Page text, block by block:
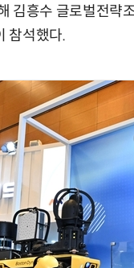
김흥수 글로벌전략
참석했다.